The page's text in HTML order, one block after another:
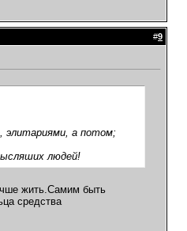
#9
элитариями, а потом;
людей!
жить.Самим быть
средства